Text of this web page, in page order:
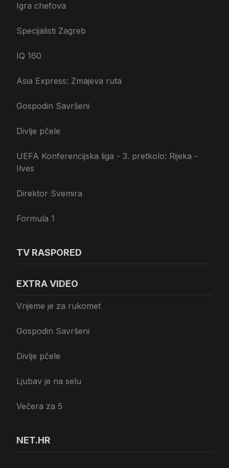
Igra chefova
Specijalisti Zagreb
IQ 160
Asia Express: Zmajeva ruta
Gospodin Savršeni
Divlje pčele
UEFA Konferencijska liga - 3. pretkolo: Rijeka -
Ilves
Direktor Svemira
Formula 1
TV RASPORED
EXTRA VIDEO
Vrijeme je za rukomet
Gospodin Savršeni
Divlje pčele
Ljubav je na selu
Večera za 5
NET.HR